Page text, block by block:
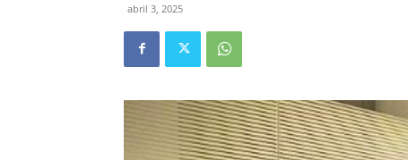
abril 3, 2025